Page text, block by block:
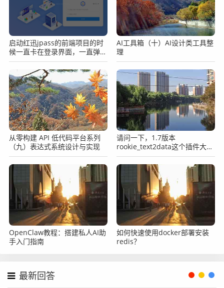
键字有：
partition by list
in
下面我们列举一个案例：
CREATE TABLE `users` (
`id` int(11) NOT NULL,
`name` varchar(30) DEFAULT NULL COMMENT '姓名',
`sex` tinyint(1) DEFAULT NULL COMMENT '性别',
`address` varchar(255) DEFAULT NULL COMMENT '家
庭地址',
`area` tinyint(2) DEFAULT NULL COMMENT '所属区
县',
PRIMARY KEY (`id`, `area`)
) ENGINE=InnoDB DEFAULT CHARSET=utf8
PARTITION by list(area)
(
partition p1 values in (1),
partition p2 values in (2),
partition p3 values in (3),
partition p5 values in (5),
启动红迅jpass的前端项目的时
候一直卡在登录界面，一直弹窗
登录已过期，死循环一样。
AI工具箱（十）AI设计类工具整
理
从零构建 API 低代码平台系列
（九）表达式系统设计与实现
请问一下，1.7版本
rookie_text2data这个插件大家
可以使用吗？
OpenClaw教程：搭建私人AI助
手入门指南
如何快速使用docker部署安装
redis？
最新回答